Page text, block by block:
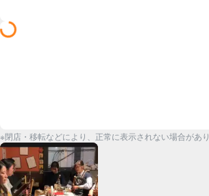
※閉店・移転などにより、正常に表示されない場合があ